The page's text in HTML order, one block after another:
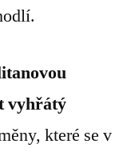
vyhřátý
které se v